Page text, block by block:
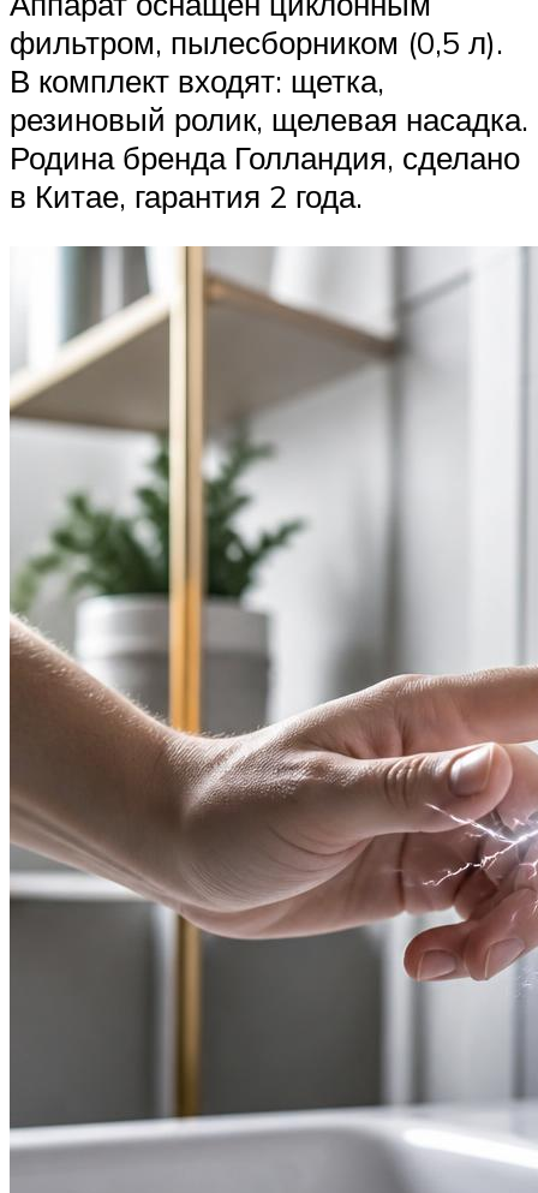
фильтром, пылесборником (0,5 л).
В комплект входят: щетка,
резиновый ролик, щелевая насадка.
Родина бренда Голландия, сделано
в Китае, гарантия 2 года.